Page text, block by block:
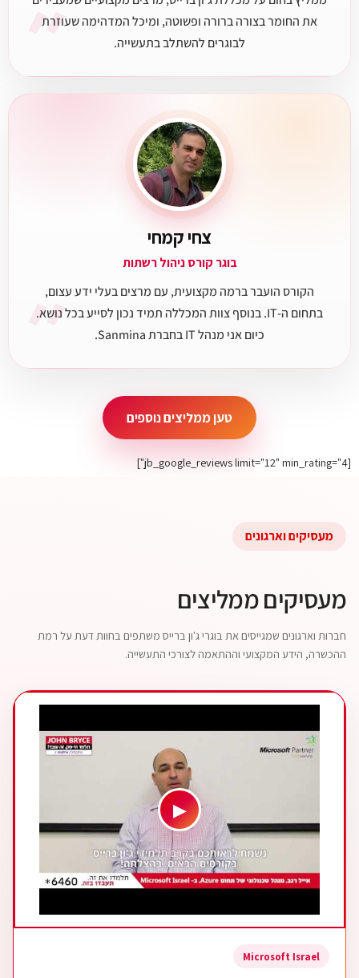
״
את החומר בצורה ברורה ופשוטה, ומיכל המדהימה שעוזרת
לבוגרים להשתלב בתעשייה.
״
צחי קמחי
בוגר קורס ניהול רשתות
הקורס הועבר ברמה מקצועית, עם מרצים בעלי ידע עצום,
בתחום ה-IT. בנוסף צוות המכללה תמיד נכון לסייע בכל נושא.
כיום אני מנהל IT בחברת Sanmina.
טען ממליצים נוספים
[jb_google_reviews limit="12" min_rating="4"]
מעסיקים וארגונים
מעסיקים ממליצים
חברות וארגונים שמגייסים את בוגרי ג'ון ברייס משתפים בחוות דעת על רמת
ההכשרה, הידע המקצועי וההתאמה לצורכי התעשייה.
▶
Microsoft Israel